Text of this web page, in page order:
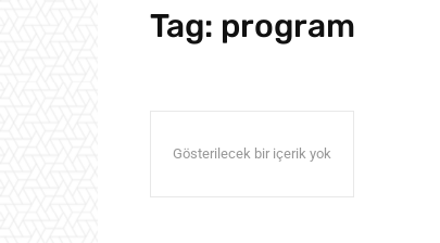
Tag: program
Gösterilecek bir içerik yok